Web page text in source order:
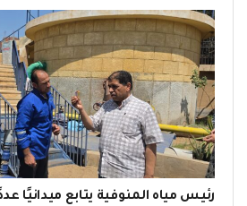
رئيس مياه المنوفية يتابع ميدانيًا